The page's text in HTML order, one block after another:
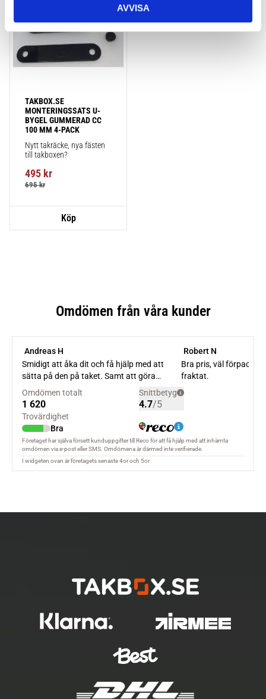
AVVISA
TAKBOX.SE
MONTERINGSSATS U-
BYGEL GUMMERAD CC
100 MM 4-PACK
Nytt takräcke, nya fästen
till takboxen?
495 kr
695kr